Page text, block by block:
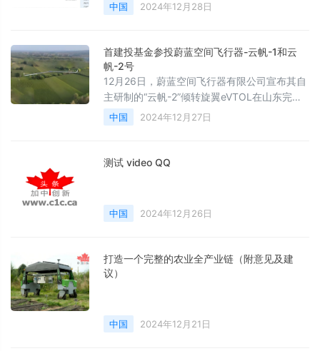
中国 2024年12月28日
首建投基金参投蔚蓝空间飞行器-云帆-1和云
帆-2号
12月26日，蔚蓝空间飞行器有限公司宣布其自
主研制的“云帆-2”倾转旋翼eVTOL在山东完成
全流程倾转过渡飞行试验，全尺寸样机按照既
定航迹自主飞行、平稳着陆，本次飞行试验圆
中国 2024年12月27日
测试 video QQ
中国 2024年12月26日
打造一个完整的农业全产业链（附意见及建
议）
中国 2024年12月21日